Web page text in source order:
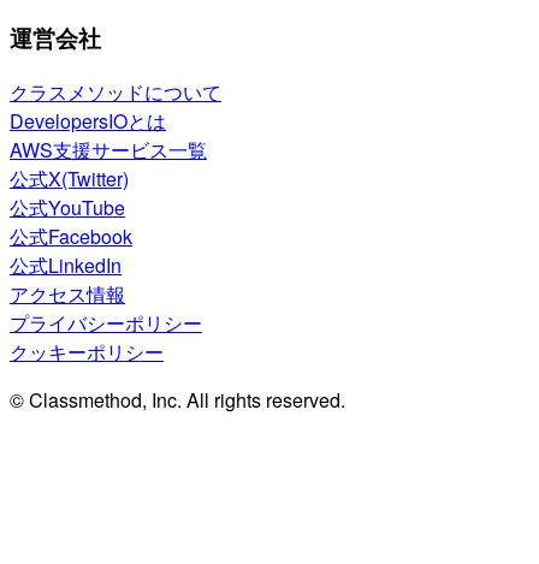
運営会社
クラスメソッドについて
DevelopersIOとは
AWS支援サービス一覧
公式X(Twitter)
公式YouTube
公式Facebook
公式LinkedIn
アクセス情報
プライバシーポリシー
クッキーポリシー
© Classmethod, Inc. All rights reserved.